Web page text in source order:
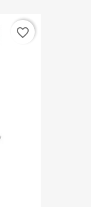
favorite_border